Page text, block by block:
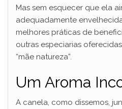
Mas sem esquecer que ela
adequadamente
melhores práticas de
outras especiarias
“mãe natureza”.
Um Aroma
A canela, como dissemos,